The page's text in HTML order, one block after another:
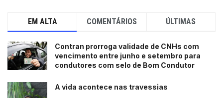
EM ALTA COMENTÁRIOS ÚLTIMAS
Contran prorroga validade de CNHs com
vencimento entre junho e setembro para
condutores com selo de Bom Condutor
A vida acontece nas travessias